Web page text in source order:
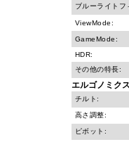
ブルーライトフ
ViewMode:
GameMode:
HDR:
その他の特長:
エルゴノミクス
チルト:
高さ調整:
ピボット: